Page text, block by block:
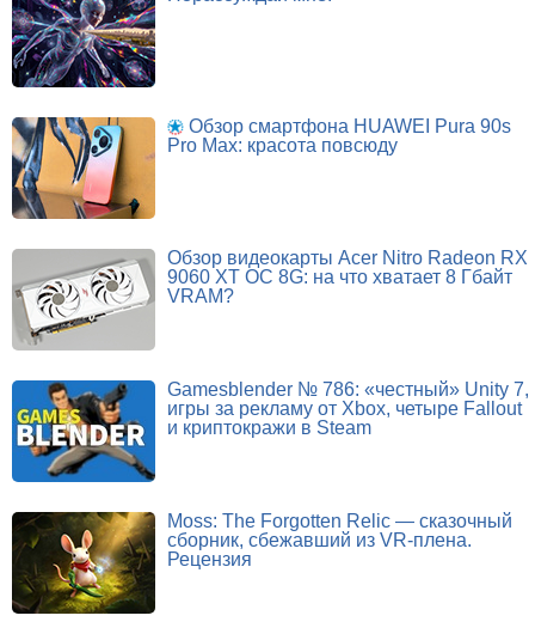
Обзор смартфона HUAWEI Pura 90s
Pro Max: красота повсюду
Обзор видеокарты Acer Nitro Radeon RX
9060 XT OC 8G: на что хватает 8 Гбайт
VRAM?
Gamesblender № 786: «честный» Unity 7,
игры за рекламу от Xbox, четыре Fallout
и криптокражи в Steam
Moss: The Forgotten Relic — сказочный
сборник, сбежавший из VR-плена.
Рецензия